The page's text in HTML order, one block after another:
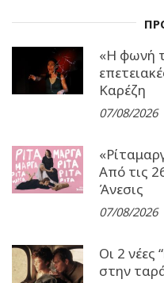
«Η φωνή
Καρέζη
07/08/2026
Από τις
Άνεσις
07/08/2026
Οι 2 νέες
στην